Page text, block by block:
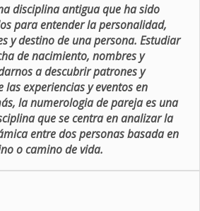
disciplina antigua que ha sido
para entender la personalidad,
y destino de una persona. Estudiar
de nacimiento, nombres y
a descubrir patrones y
experiencias y eventos en
la numerologia de pareja es una
que se centra en analizar la
entre dos personas basada en
o camino de vida.